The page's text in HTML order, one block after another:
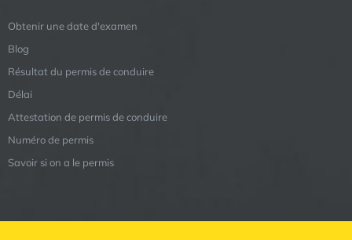
Obtenir une date d'examen
Blog
Résultat du permis de conduire
Délai
Attestation de permis de conduire
Numéro de permis
Savoir si on a le permis